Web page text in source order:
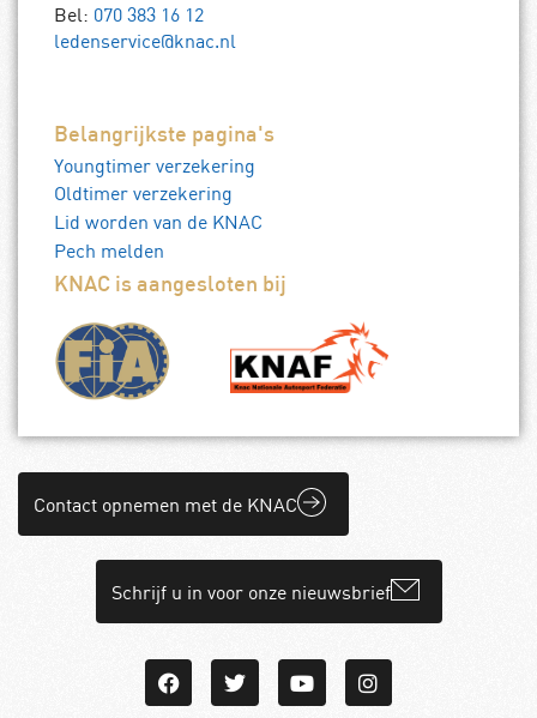
Bel: 070 383 16 12
ledenservice@knac.nl
Belangrijkste pagina's
Youngtimer verzekering
Oldtimer verzekering
Lid worden van de KNAC
Pech melden
KNAC is aangesloten bij
Contact opnemen met de KNAC
Schrijf u in voor onze nieuwsbrief